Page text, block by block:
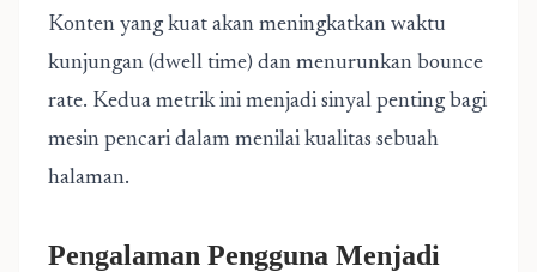
Konten yang kuat akan meningkatkan waktu
kunjungan (dwell time) dan menurunkan bounce
rate. Kedua metrik ini menjadi sinyal penting bagi
mesin pencari dalam menilai kualitas sebuah
halaman.
Pengalaman Pengguna Menjadi